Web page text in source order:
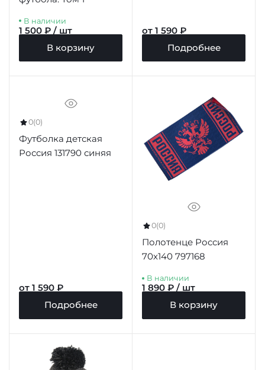
В наличии
1 500 ₽ / шт
В корзину
от 1 590 ₽
Подробнее
0(0)
Футболка детская
Россия 131790 синяя
от 1 590 ₽
Подробнее
0(0)
Полотенце Россия
70х140 797168
В наличии
1 890 ₽ / шт
В корзину